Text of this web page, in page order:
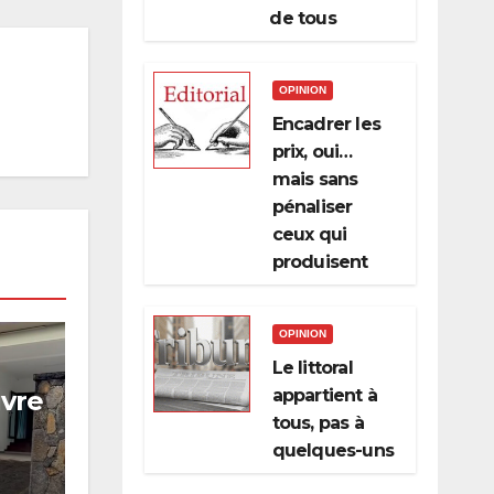
de tous
OPINION
Encadrer les
prix, oui…
mais sans
pénaliser
ceux qui
produisent
OPINION
Le littoral
appartient à
tous, pas à
quelques-uns